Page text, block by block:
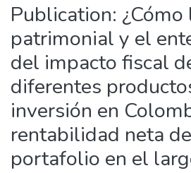
Publication:
patrimonial y el
del impacto fiscal
diferentes
inversión en
rentabilidad neta
portafolio en el